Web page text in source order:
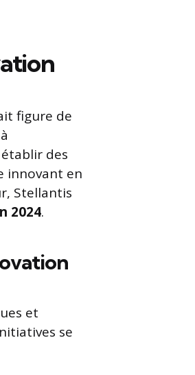
figure de
des
innovant en
Stellantis
2024.
et
se